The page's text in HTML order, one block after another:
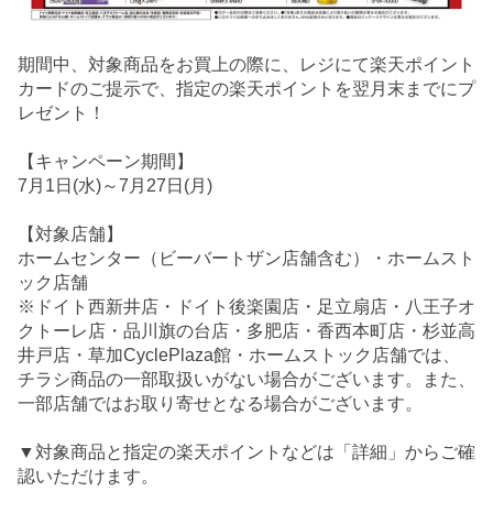
期間中、対象商品をお買上の際に、レジにて楽天ポイント
カードのご提示で、指定の楽天ポイントを翌月末までにプ
レゼント！
【キャンペーン期間】
7月1日(水)～7月27日(月)
【対象店舗】
ホームセンター（ビーバートザン店舗含む）・ホームスト
ック店舗
※ドイト西新井店・ドイト後楽園店・足立扇店・八王子オ
クトーレ店・品川旗の台店・多肥店・香西本町店・杉並高
井戸店・草加CyclePlaza館・ホームストック店舗では、
チラシ商品の一部取扱いがない場合がございます。また、
一部店舗ではお取り寄せとなる場合がございます。
▼対象商品と指定の楽天ポイントなどは「詳細」からご確
認いただけます。